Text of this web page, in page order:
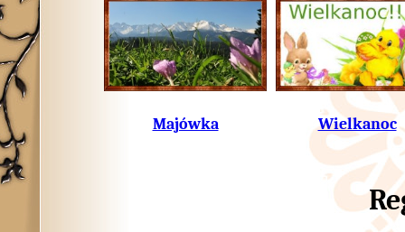
Majówka Wielkanoc